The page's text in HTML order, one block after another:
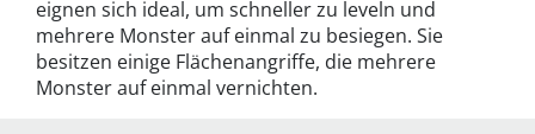
eignen sich ideal, um schneller zu leveln und
mehrere Monster auf einmal zu besiegen. Sie
besitzen einige Flächenangriffe, die mehrere
Monster auf einmal vernichten.